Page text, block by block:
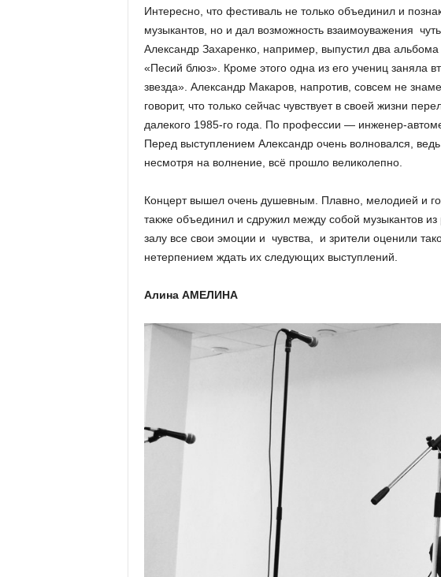
Интересно, что фестиваль не только объединил и
музыкантов, но и дал возможность взаимоуважения
Александр Захаренко, например, выпустил два
«Песий блюз». Кроме этого одна из его учениц заняла
звезда». Александр Макаров, напротив, совсем не
говорит, что только сейчас чувствует в своей жизни
далекого 1985-го года. По профессии — инженер-
Перед выступлением Александр очень волновался,
несмотря на волнение, всё прошло великолепно.
Концерт вышел очень душевным. Плавно, мелодией и
также объединил и сдружил между собой музыкантов
залу все свои эмоции и чувства, и зрители оценили
нетерпением ждать их следующих выступлений.
Алина АМЕЛИНА